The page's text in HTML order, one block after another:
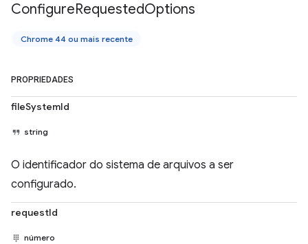
ConfigureRequestedOptions
Chrome 44 ou mais recente
PROPRIEDADES
fileSystemId
string
O identificador do sistema de arquivos a ser
configurado.
requestId
número